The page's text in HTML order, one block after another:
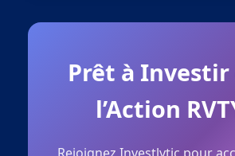
Prêt à Investir
l’Action